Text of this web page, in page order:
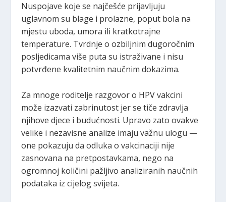
Nuspojave koje se najčešće prijavljuju
uglavnom su blage i prolazne, poput bola na
mjestu uboda, umora ili kratkotrajne
temperature. Tvrdnje o ozbiljnim dugoročnim
posljedicama više puta su istraživane i nisu
potvrđene kvalitetnim naučnim dokazima.
Za mnoge roditelje razgovor o HPV vakcini
može izazvati zabrinutost jer se tiče zdravlja
njihove djece i budućnosti. Upravo zato ovakve
velike i nezavisne analize imaju važnu ulogu —
one pokazuju da odluka o vakcinaciji nije
zasnovana na pretpostavkama, nego na
ogromnoj količini pažljivo analiziranih naučnih
podataka iz cijelog svijeta.